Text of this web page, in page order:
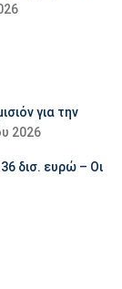
για την
2026
δισ. ευρώ – Οι